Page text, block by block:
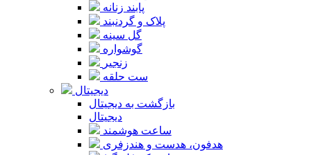
پابند زنانه
پلاک و گردنبند
گل سینه
گوشواره
زنجیر
ست حلقه
دیجیتال
بازگشت به دیجیتال
دیجیتال
ساعت هوشمند
هدفون، هدست و هندزفری